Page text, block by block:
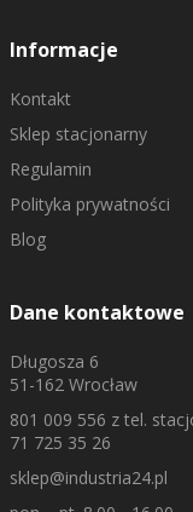
Informacje
Kontakt
Sklep stacjonarny
Regulamin
Polityka prywatności
Blog
Dane kontaktowe
Długosza 6
51-162 Wrocław
801 009 556 z tel.
71 725 35 26
sklep@industria24.pl